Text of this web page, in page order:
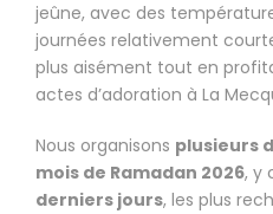
jeûne, avec des
journées relativement
plus aisément tout en
actes d’adoration à La
Nous organisons plusieurs
mois de Ramadan 2026, y
derniers jours, les plus